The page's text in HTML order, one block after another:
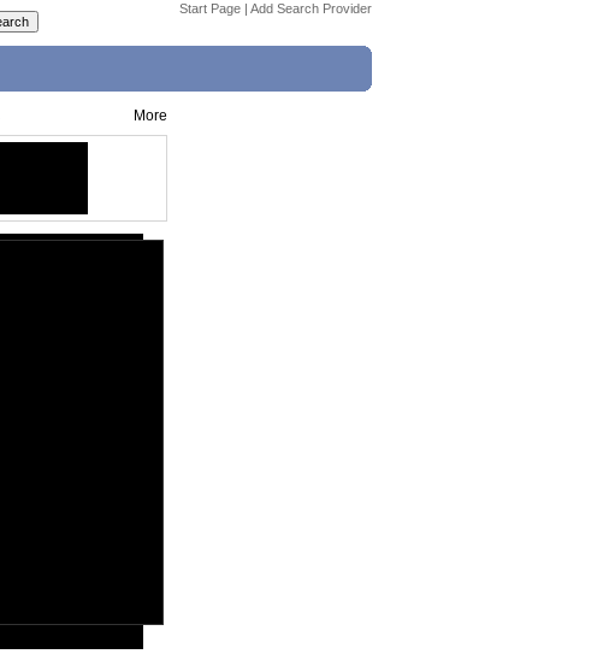
Start Page | Add Search Provider
More